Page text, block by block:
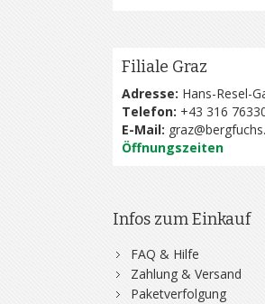
Filiale Graz
Adresse: Hans-Resel-
Telefon: +43 316
E-Mail:
Öffnungszeiten
Infos zum Einkauf
FAQ & Hilfe
Zahlung & Versand
Paketverfolgung